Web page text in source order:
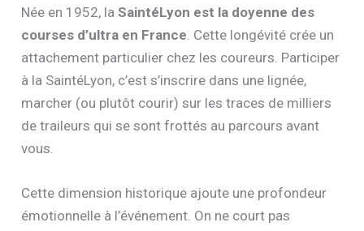
Née en 1952, laSaintéLyon est la doyenne des
courses d’ultra en France. Cette longévité crée un
attachement particulier chez les coureurs. Participer
à la SaintéLyon, c’est s’inscrire dans une lignée,
marcher (ou plutôt courir) sur les traces de milliers
de traileurs qui se sont frottés au parcours avant
vous.
Cette dimension historique ajoute une profondeur
émotionnelle à l’événement. On ne court pas